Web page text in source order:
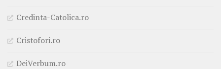
Credinta-Catolica.ro
Cristofori.ro
DeiVerbum.ro